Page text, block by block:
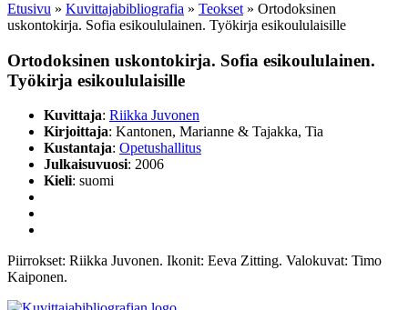
Etusivu » Kuvittaja­bibliografia » Teokset » Ortodoksinen
uskontokirja. Sofia esikoululainen. Työkirja esikoululaisille
Ortodoksinen uskontokirja. Sofia esikoululainen.
Työkirja esikoululaisille
Kuvittaja: Riikka Juvonen
Kirjoittaja: Kantonen, Marianne & Tajakka, Tia
Kustantaja: Opetushallitus
Julkaisuvuosi: 2006
Kieli: suomi
Piirrokset: Riikka Juvonen. Ikonit: Eeva Zitting. Valokuvat: Timo
Kaiponen.